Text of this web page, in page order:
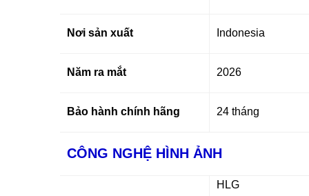
Nơi sản xuất Indonesia
Năm ra mắt 2026
Bảo hành chính hãng 24 tháng
CÔNG NGHỆ HÌNH ẢNH
HLG